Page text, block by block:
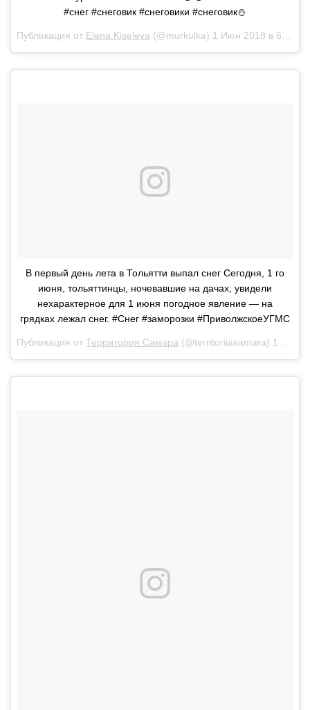
#снег #снеговик #снеговики #снеговик⛄
Публикация от Elena Kiseleva (@murkulka) 1 Июн 2018 в 6:31 PDT
В первый день лета в Тольятти выпал снег Сегодня, 1 го
июня, тольяттинцы, ночевавшие на дачах, увидели
нехарактерное для 1 июня погодное явление — на
грядках лежал снег. #Снег #заморозки #ПриволжскоеУГМС
Публикация от Территория Самара (@territoriiasamara) 1 Июн 2018 в 11:22 PDT